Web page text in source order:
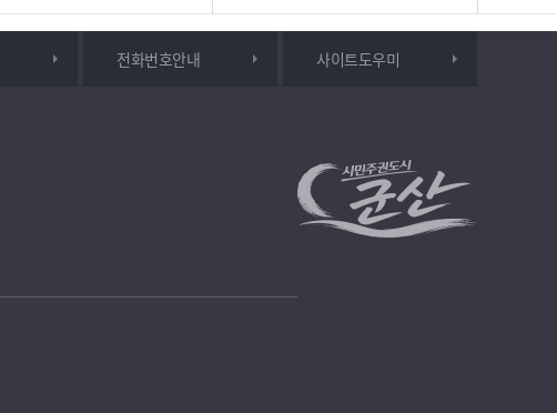
전화번호안내 사이트도우미